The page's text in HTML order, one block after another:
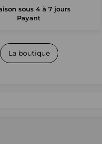
sous 4 à 7 jours
Payant
La boutique